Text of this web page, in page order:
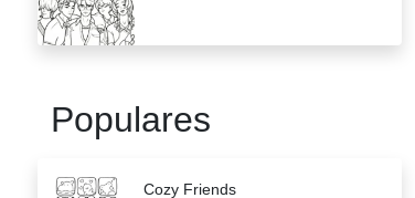
Populares
Cozy Friends